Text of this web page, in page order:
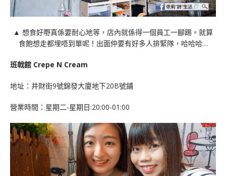
▲ 想食好嘢真係要耐心地等，店內就係得一個員工一腳踢。就算
食飽想走都埋唔到單呢！出面仲要有好多人排緊隊，哈哈哈…
班戟館 Crepe N Cream
地址：井財街9號錦發大廈地下20B號鋪
營業時間：星期二-星期日:20:00-01:00